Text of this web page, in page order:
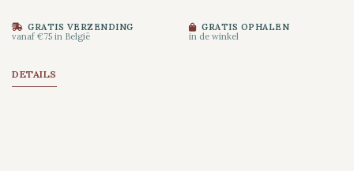
GRATIS VERZENDING
vanaf €75 in België
GRATIS OPHALEN
in de winkel
DETAILS